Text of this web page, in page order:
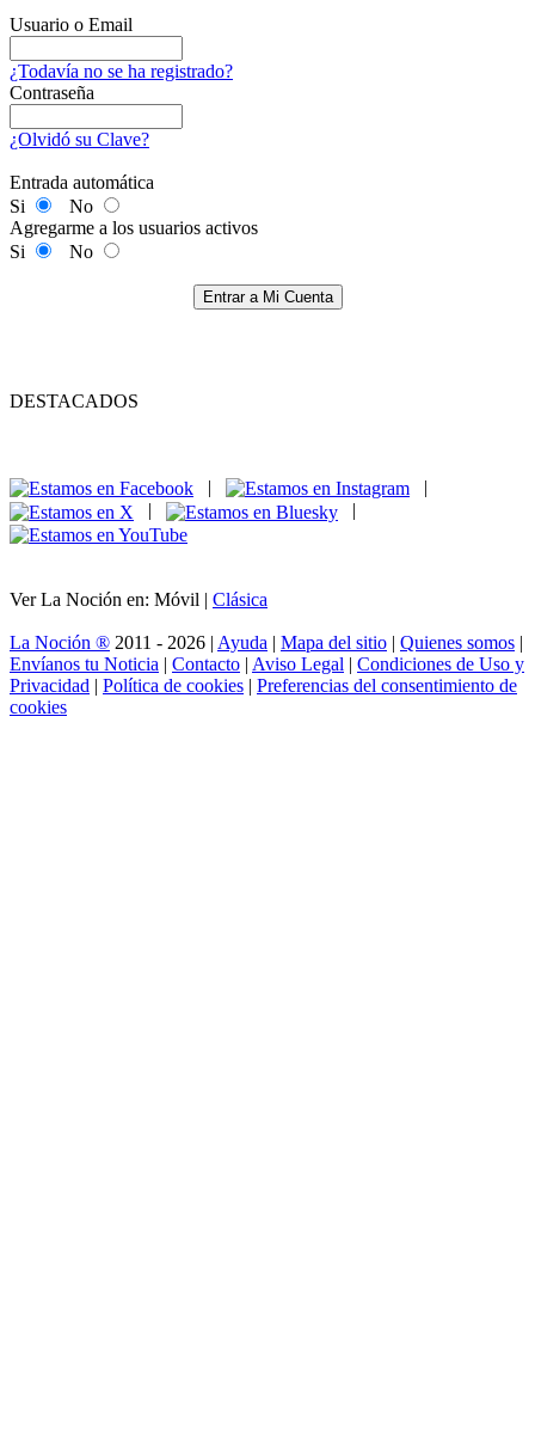
Usuario o Email
¿Todavía no se ha registrado?
Contraseña
¿Olvidó su Clave?
Entrada automática
Si
No
Agregarme a los usuarios activos
Si
No
Entrar a Mi Cuenta
DESTACADOS
|
|
|
|
Ver La Noción en: Móvil | Clásica
La Noción ® 2011 - 2026 | Ayuda | Mapa del sitio | Quienes somos |
Envíanos tu Noticia | Contacto | Aviso Legal | Condiciones de Uso y
Privacidad | Política de cookies | Preferencias del consentimiento de
cookies